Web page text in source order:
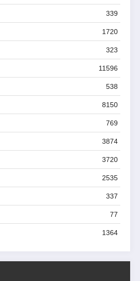
339
1720
323
11596
538
8150
769
3874
3720
2535
337
77
1364